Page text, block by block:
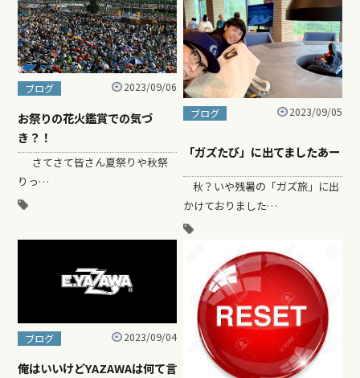
ブログ 2023/09/06
お祭りの花火鑑賞での気づ
き？！
さてさて皆さん夏祭りや秋祭
りっ…
ブログ 2023/09/05
「ガズたび」に出てましたあー
秋？いや残暑の「ガズ旅」に出
かけておりました…
ブログ 2023/09/04
俺はいいけどYAZAWAは何て言